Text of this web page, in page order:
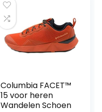
Columbia FACET™
15 voor heren
Wandelen Schoen